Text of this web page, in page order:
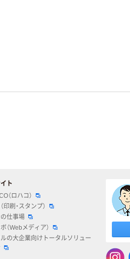
ト
（ロハコ）
印刷・スタンプ）
仕事場
（Webメディア）
の大企業向けトータルソリュー